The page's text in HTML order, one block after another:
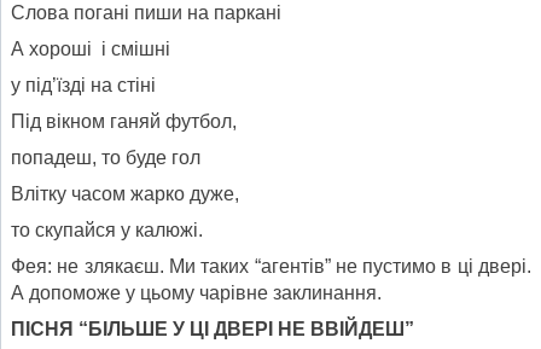
Слова погані пиши на паркані
А хороші і смішні
у під’їзді на стіні
Під вікном ганяй футбол,
попадеш, то буде гол
Влітку часом жарко дуже,
то скупайся у калюжі.
Фея: не злякаєш. Ми таких “агентів” не пустимо в ці двері.
А допоможе у цьому чарівне заклинання.
ПІСНЯ “БІЛЬШЕ У ЦІ ДВЕРІ НЕ ВВІЙДЕШ”